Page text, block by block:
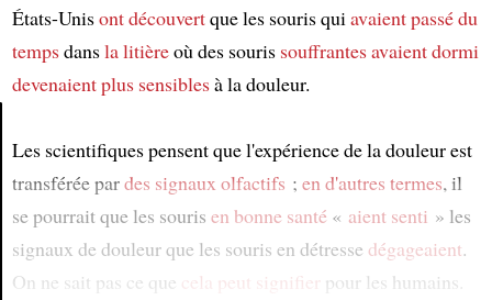
États-Unisont découvertque les souris quiavaient passé du
tempsdansla litièreoù des souris souffrantesavaient dormi
devenaientplus sensiblesà la douleur.
Les scientifiques pensent que l'expérience de la douleur est
transférée pardes signaux olfactifs ; en d'autres termes, il
se pourrait que les souris en bonne santé« aient senti » les
signaux de douleur que les souris en détresse dégageaient.
On ne sait pas ce que cela peut signifier pour les humains.